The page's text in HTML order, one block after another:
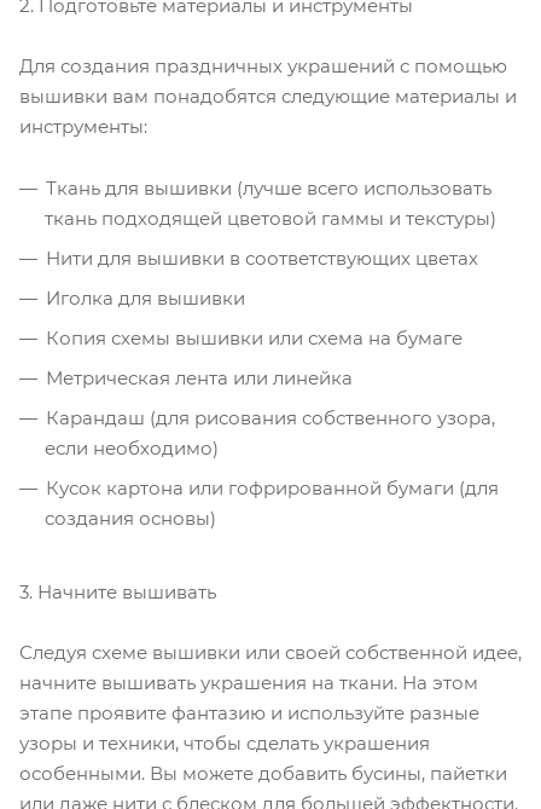
2. Подготовьте материалы и инструменты
Для создания праздничных украшений с помощью
вышивки вам понадобятся следующие материалы и
инструменты:
Ткань для вышивки (лучше всего использовать
ткань подходящей цветовой гаммы и текстуры)
Нити для вышивки в соответствующих цветах
Иголка для вышивки
Копия схемы вышивки или схема на бумаге
Метрическая лента или линейка
Карандаш (для рисования собственного узора,
если необходимо)
Кусок картона или гофрированной бумаги (для
создания основы)
3. Начните вышивать
Следуя схеме вышивки или своей собственной идее,
начните вышивать украшения на ткани. На этом
этапе проявите фантазию и используйте разные
узоры и техники, чтобы сделать украшения
особенными. Вы можете добавить бусины, пайетки
или даже нити с блеском для большей эффектности.